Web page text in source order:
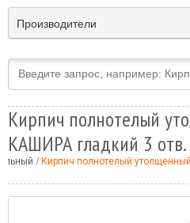
Производители
Кирпич полнотелый
КАШИРА гладкий 3 отв.
Кирпич полнотелый